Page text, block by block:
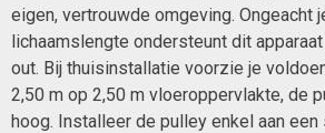
eigen, vertrouwde omgeving. Ongeacht
lichaamslengte ondersteunt dit
out. Bij thuisinstallatie voorzie je
2,50 m op 2,50 m vloeroppervlakte, de
hoog. Installeer de pulley enkel aan